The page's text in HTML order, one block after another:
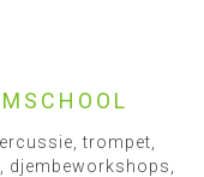
trompet,
djembeworkshops,